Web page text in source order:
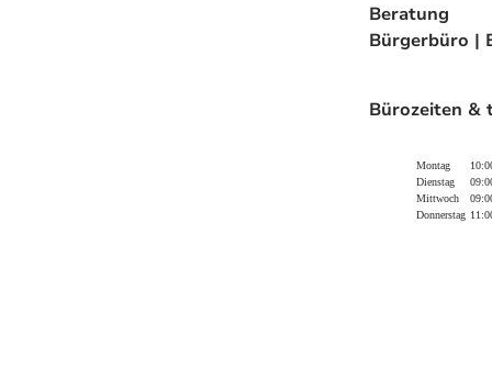
Beratung
Bürgerbüro |
Bürozeiten &
Montag
Dienstag
Mittwoch
Donnerstag